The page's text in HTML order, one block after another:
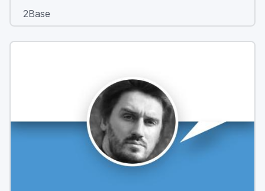
2Base